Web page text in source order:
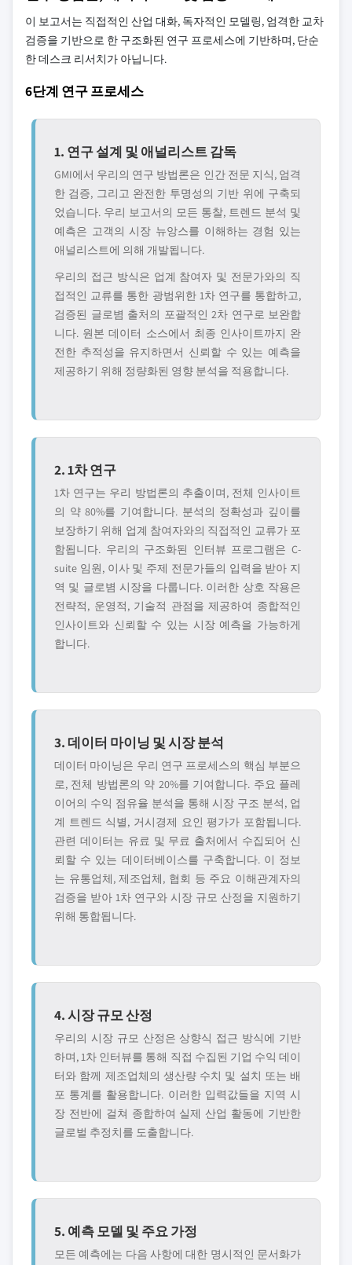
이 보고서는 직접적인 산업 대화, 독자적인 모델링, 엄격한 교차
검증을 기반으로 한 구조화된 연구 프로세스에 기반하며, 단순
한 데스크 리서치가 아닙니다.
6단계 연구 프로세스
1. 연구 설계 및 애널리스트 감독
GMI에서 우리의 연구 방법론은 인간 전문 지식, 엄격
한 검증, 그리고 완전한 투명성의 기반 위에 구축되
었습니다. 우리 보고서의 모든 통찰, 트렌드 분석 및
예측은 고객의 시장 뉴앙스를 이해하는 경험 있는
애널리스트에 의해 개발됩니다.
우리의 접근 방식은 업계 참여자 및 전문가와의 직
접적인 교류를 통한 광범위한 1차 연구를 통합하고,
검증된 글로볌 출처의 포괄적인 2차 연구로 보완합
니다. 원본 데이터 소스에서 최종 인사이트까지 완
전한 추적성을 유지하면서 신뢰할 수 있는 예측을
제공하기 위해 정량화된 영향 분석을 적용합니다.
2. 1차 연구
1차 연구는 우리 방법론의 추출이며, 전체 인사이트
의 약 80%를 기여합니다. 분석의 정확성과 깊이를
보장하기 위해 업계 참여자와의 직접적인 교류가 포
함됩니다. 우리의 구조화된 인터뷰 프로그램은 C-
suite 임원, 이사 및 주제 전문가들의 입력을 받아 지
역 및 글로볌 시장을 다룹니다. 이러한 상호 작용은
전략적, 운영적, 기술적 관점을 제공하여 종합적인
인사이트와 신뢰할 수 있는 시장 예측을 가능하게
합니다.
3. 데이터 마이닝 및 시장 분석
데이터 마이닝은 우리 연구 프로세스의 핵심 부분으
로, 전체 방법론의 약 20%를 기여합니다. 주요 플레
이어의 수익 점유율 분석을 통해 시장 구조 분석, 업
계 트렌드 식별, 거시경제 요인 평가가 포함됩니다.
관련 데이터는 유료 및 무료 출처에서 수집되어 신
뢰할 수 있는 데이터베이스를 구축합니다. 이 정보
는 유통업체, 제조업체, 협회 등 주요 이해관계자의
검증을 받아 1차 연구와 시장 규모 산정을 지원하기
위해 통합됩니다.
4. 시장 규모 산정
우리의 시장 규모 산정은 상향식 접근 방식에 기반
하며, 1차 인터뷰를 통해 직접 수집된 기업 수익 데이
터와 함께 제조업체의 생산량 수치 및 설치 또는 배
포 통계를 활용합니다. 이러한 입력값들을 지역 시
장 전반에 걸쳐 종합하여 실제 산업 활동에 기반한
글로벌 추정치를 도출합니다.
5. 예측 모델 및 주요 가정
모든 예측에는 다음 사항에 대한 명시적인 문서화가